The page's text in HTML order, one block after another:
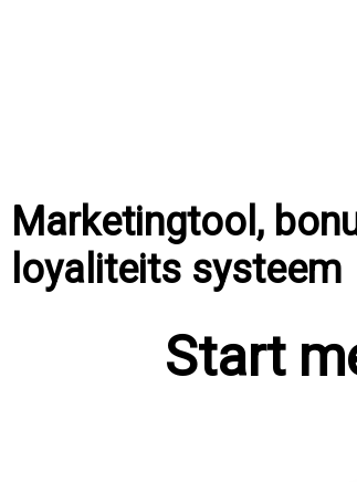
Marketingtool,
loyaliteits systeem
Start